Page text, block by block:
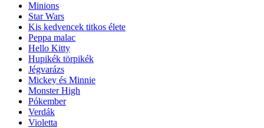
Minions
Star Wars
Kis kedvencek titkos élete
Peppa malac
Hello Kitty
Hupikék törpikék
Jégvarázs
Mickey és Minnie
Monster High
Pókember
Verdák
Violetta